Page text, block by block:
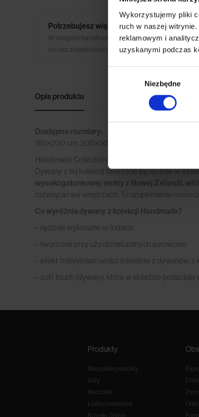
Wykorzystujemy pliki
ruch w naszej
reklamowym i
uzyskanymi podczas
Niezbędne
Potrzebujesz większego wyboru tkanin?
W sklepie internetowym posiadamy tylko niewielką
chcesz zmienić konfigurację mebla lub ilość
Opis produktu Dane techniczne
Dostępne rozmiary:
160×230 cm, 200×300 cm.
Handmade Collection to ekskluzywna kolekcja
Dywany z tej kolekcji tworzone są ręcznie w
wysokogatunkowej wełny z Nowej Zelandii,
rozwiązań we wnętrzach. To uzupełnienie
Co wyróżnia dywany z kolekcji Handmade?
– ręcznie wykonane w Indiach
– tworzone przy użyciu naturalnych surowców
– efekt trójwymiarowości (niektóre z dywanów z
– soft touch (dywany, które w składzie
Produkty
Wszystkie produkty
Sofy
Narożniki
Łóżka i materace
Krzesła i fotele